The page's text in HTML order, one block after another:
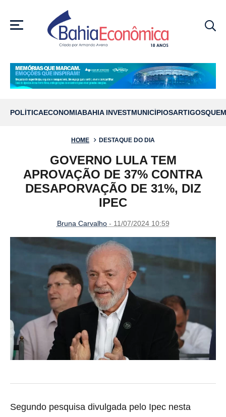
MENU
POLÍTICAECONOMIABAHIA INVESTMUNICÍPIOSARTIGOS
HOME DESTAQUE DO DIA
GOVERNO LULA TEM
APROVAÇÃO DE 37% CONTRA
DESAPORVAÇÃO DE 31%, DIZ
IPEC
Bruna Carvalho- 11/07/2024 10:59
Segundo pesquisa divulgada pelo Ipec nesta